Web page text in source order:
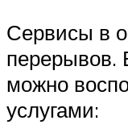
Сервисы в
перерывов.
можно
услугами: